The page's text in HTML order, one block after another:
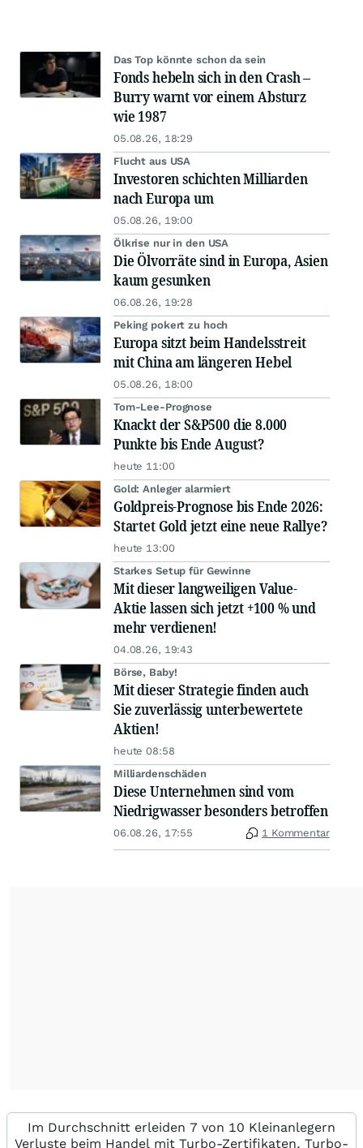
Das Top könnte schon da sein
Fonds hebeln sich in den Crash –
Burry warnt vor einem Absturz
wie 1987
05.08.26, 18:29
Flucht aus USA
Investoren schichten Milliarden
nach Europa um
05.08.26, 19:00
Ölkrise nur in den USA
Die Ölvorräte sind in Europa, Asien
kaum gesunken
06.08.26, 19:28
Peking pokert zu hoch
Europa sitzt beim Handelsstreit
mit China am längeren Hebel
05.08.26, 18:00
Tom-Lee-Prognose
Knackt der S&P500 die 8.000
Punkte bis Ende August?
heute 11:00
Gold: Anleger alarmiert
Goldpreis-Prognose bis Ende 2026:
Startet Gold jetzt eine neue Rallye?
heute 13:00
Starkes Setup für Gewinne
Mit dieser langweiligen Value-
Aktie lassen sich jetzt +100 % und
mehr verdienen!
04.08.26, 19:43
Börse, Baby!
Mit dieser Strategie finden auch
Sie zuverlässig unterbewertete
Aktien!
heute 08:58
Milliardenschäden
Diese Unternehmen sind vom
Niedrigwasser besonders betroffen
06.08.26, 17:55 1 Kommentar
Im Durchschnitt erleiden 7 von 10 Kleinanlegern
Verluste beim Handel mit Turbo-Zertifikaten. Turbo-